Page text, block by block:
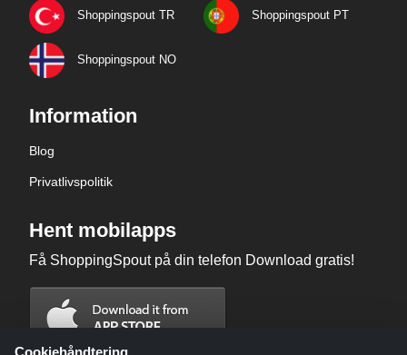
Shoppingspout TR Shoppingspout PT
Shoppingspout NO
Information
Blog
Privatlivspolitik
Hent mobilapps
Få ShoppingSpout på din telefon Download gratis!
Cookiehåndtering